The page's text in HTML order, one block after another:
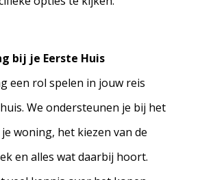
bij je Eerste Huis
een rol spelen in jouw reis
We ondersteunen je bij het
woning, het kiezen van de
en alles wat daarbij hoort.